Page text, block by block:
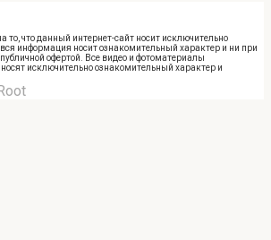
что данный интернет-сайт носит исключительно
информация носит ознакомительный характер и ни при
офертой. Все видео и фотоматериалы
исключительно ознакомительный характер и